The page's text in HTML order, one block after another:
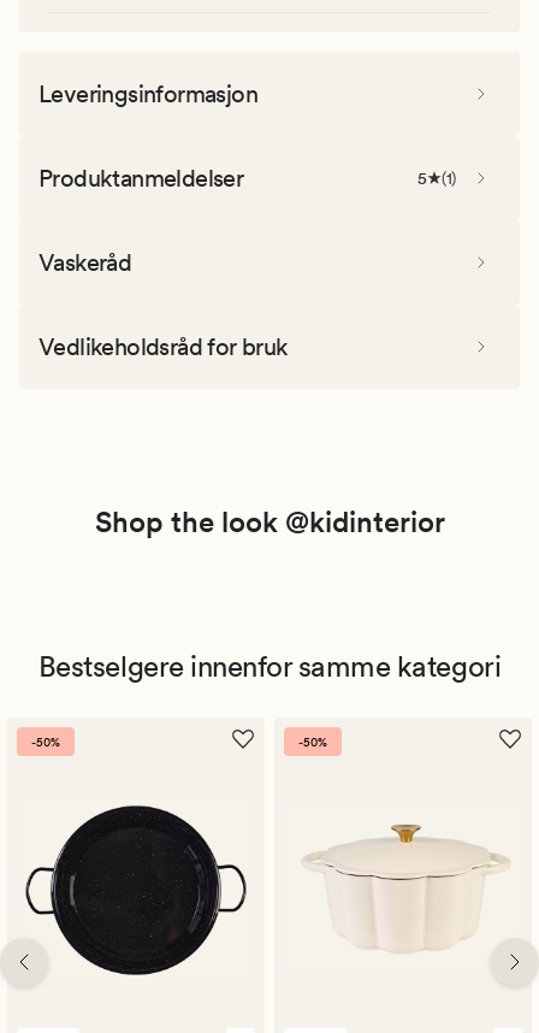
Leveringsinformasjon
Produktanmeldelser 5 (1)
Vaskeråd
Vedlikeholdsråd for bruk
Shop the look @kidinterior
Bestselgere innenfor samme kategori
-50% -50%